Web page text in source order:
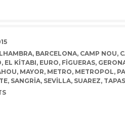
, BARCELONA, CAMP NOU,
, EL KITABI, EURO, FIGUERAS,
, MAYOR, METRO, METROPOL,
, SANGRIA, SEVILLA, SUAREZ, TAPAS